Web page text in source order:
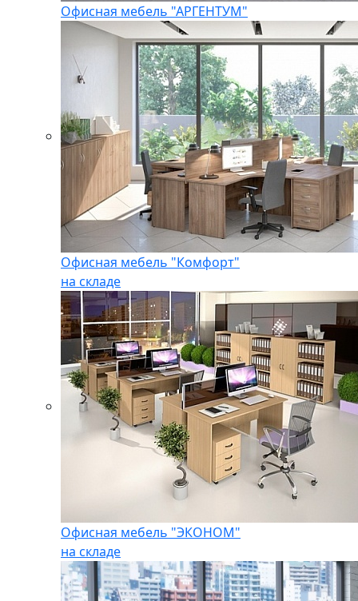
Офисная мебель "АРГЕНТУМ"
Офисная мебель "Комфорт"
на складе
Офисная мебель "ЭКОНОМ"
на складе